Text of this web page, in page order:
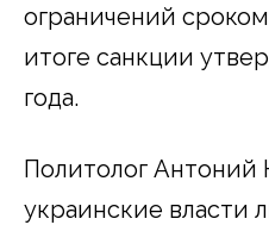
ограничений
итоге санкции
года.
Политолог Антоний
украинские власти